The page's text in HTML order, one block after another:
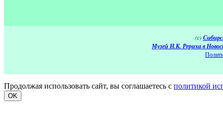
(c)
Музей Н.К. Рериха в
Продолжая использовать сайт, вы соглашаетесь с политикой
OK